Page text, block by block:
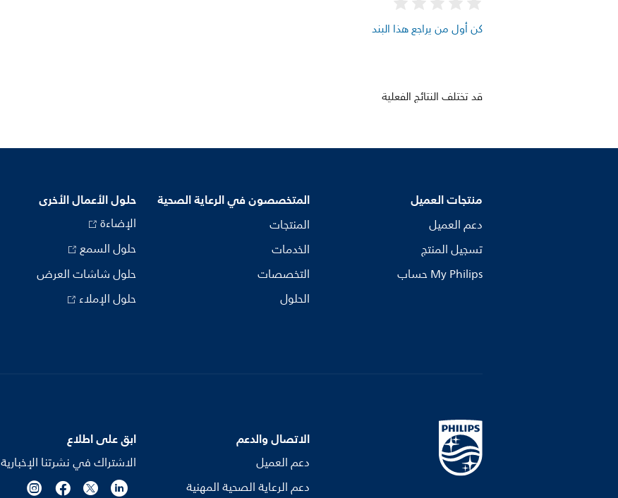
كن أول من يراجع هذا البند
قد تختلف النتائج الفعلية
منتجات العميل
دعم العميل
تسجيل المنتج
My Philips حساب
المتخصصون في الرعاية الصحية
المنتجات
الخدمات
التخصصات
الحلول
حلول الأعمال الأخرى
الإضاءة
حلول السمع
حلول شاشات العرض
حلول الإملاء
الاتصال والدعم
دعم العميل
دعم الرعاية الصحية المهنية
ابق على اطلاع
الاشتراك في نشرتنا الإخبارية